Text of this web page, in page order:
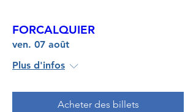
FORCALQUIER
ven. 07 août
Plus d'infos
Acheter des billets